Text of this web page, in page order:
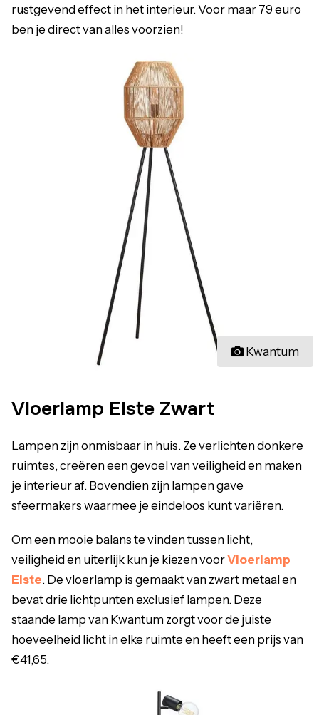
rustgevend effect in het interieur. Voor maar 79 euro
ben je direct van alles voorzien!
Kwantum
Vloerlamp Elste Zwart
Lampen zijn onmisbaar in huis. Ze verlichten donkere
ruimtes, creëren een gevoel van veiligheid en maken
je interieur af. Bovendien zijn lampen gave
sfeermakers waarmee je eindeloos kunt variëren.
Om een mooie balans te vinden tussen licht,
veiligheid en uiterlijk kun je kiezen voorVloerlamp
Elste. De vloerlamp is gemaakt van zwart metaal en
bevat drie lichtpunten exclusief lampen. Deze
staande lamp van Kwantum zorgt voor de juiste
hoeveelheid licht in elke ruimte en heeft een prijs van
€41,65.